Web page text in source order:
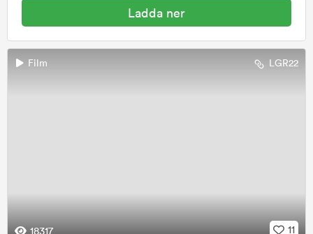
Ladda ner
Film LGR22
18317 11